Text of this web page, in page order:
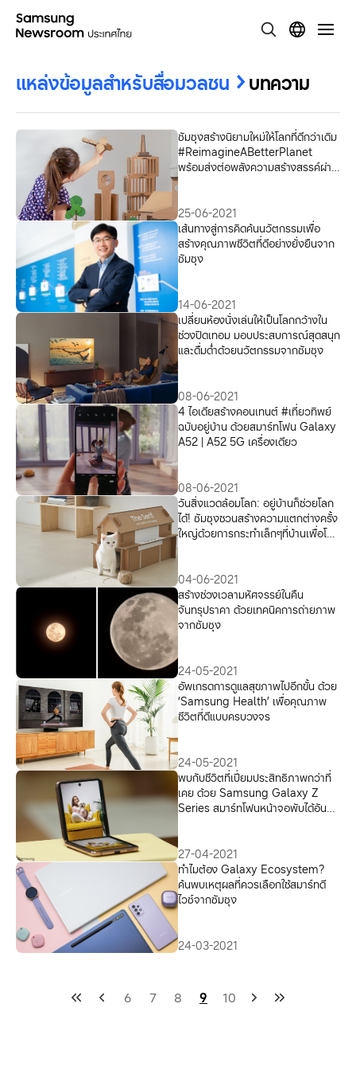
แหล่งข้อมูลสำหรับสื่อมวลชน บทความ
ซัมซุงสร้างนิยามใหม่ให้โลกที่ดีกว่าเดิม
#ReimagineABetterPlanet
พร้อมส่งต่อพลังความสร้างสรรค์ผ่าน
25-06-2021
เส้นทางสู่การคิดค้นนวัตกรรมเพื่อ
สร้างคุณภาพชีวิตที่ดีอย่างยั่งยืนจาก
ซัมซุง
14-06-2021
เปลี่ยนห้องนั่งเล่นให้เป็นโลกกว้างใน
ช่วงปิดเทอม มอบประสบการณ์สุดสนุก
และดื่มด่ำด้วยนวัตกรรมจากซัมซุง
08-06-2021
4 ไอเดียสร้างคอนเทนต์ #เที่ยวทิพย์
ฉบับอยู่บ้าน ด้วยสมาร์ทโฟน Galaxy
A52 | A52 5G เครื่องเดียว
08-06-2021
วันสิ่งแวดล้อมโลก: อยู่บ้านก็ช่วยโลก
ได้! ซัมซุงชวนสร้างความแตกต่างครั้ง
ใหญ่ด้วยการกระทำเล็กๆที่บ้านเพื่อโลก
04-06-2021
สร้างช่วงเวลามหัศจรรย์ในคืน
จันทรุปราคา ด้วยเทคนิคการถ่ายภาพ
จากซัมซุง
24-05-2021
อัพเกรดการดูแลสุขภาพไปอีกขั้น ด้วย
‘Samsung Health’ เพื่อคุณภาพ
ชีวิตที่ดีแบบครบวงจร
24-05-2021
พบกับชีวิตที่เปี่ยมประสิทธิภาพกว่าที่
เคย ด้วย Samsung Galaxy Z
Series สมาร์ทโฟนหน้าจอพับได้อันดับ
27-04-2021
ทำไมต้อง Galaxy Ecosystem?
ค้นพบเหตุผลที่ควรเลือกใช้สมาร์ทดี
ไวซ์จากซัมซุง
24-03-2021
6 7 8 9 10